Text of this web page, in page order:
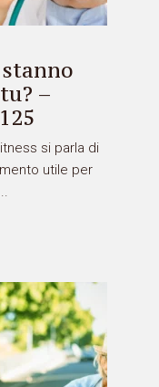
–
si parla di
utile per